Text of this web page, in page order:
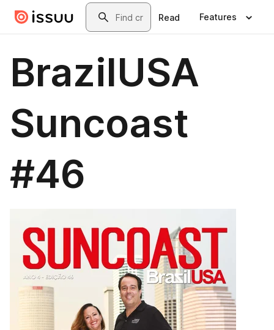
Skip to main contentSearch
Read Features
BrazilUSA
Suncoast
#46